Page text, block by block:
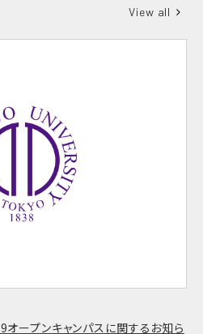
View all
オープンキャンパスに関するお知ら